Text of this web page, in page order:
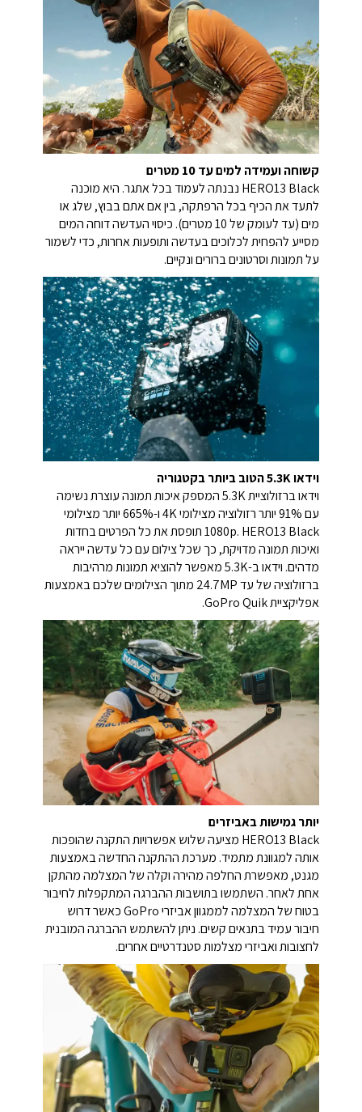
קשוחה ועמידה למים עד 10 מטרים
HERO13 Black נבנתה לעמוד בכל אתגר. היא מוכנה
לתעד את הכיף בכל הרפתקה, בין אם אתם בבוץ, שלג או
מים (עד לעומק של 10 מטרים). כיסוי העדשה דוחה המים
מסייע להפחית לכלוכים בעדשה ותופעות אחרות, כדי לשמור
על תמונות וסרטונים ברורים ונקיים.
וידאו 5.3K הטוב ביותר בקטגוריה
וידאו ברזולוציית 5.3K המספק איכות תמונה עוצרת נשימה
עם 91% יותר רזולוציה מצילומי 4K ו-665% יותר מצילומי
1080p. HERO13 Black תופסת את כל הפרטים בחדות
ואיכות תמונה מדויקת, כך שכל צילום עם כל עדשה ייראה
מדהים. וידאו ב-5.3K מאפשר להוציא תמונות מרהיבות
ברזולוציה של עד 24.7MP מתוך הצילומים שלכם באמצעות
אפליקציית GoPro Quik.
יותר גמישות באביזרים
HERO13 Black מציעה שלוש אפשרויות התקנה שהופכות
אותה למגוונת מתמיד. מערכת ההתקנה החדשה באמצעות
מגנט, מאפשרת החלפה מהירה וקלה של המצלמה מהתקן
אחת לאחר. השתמשו בתושבות ההברגה המתקפלות לחיבור
בטוח של המצלמה לממגוון אביזרי GoPro כאשר דרוש
חיבור עמיד בתנאים קשים. ניתן להשתמש ההברגה המובנית
לחצובות ואביזרי מצלמות סטנדרטיים אחרים.